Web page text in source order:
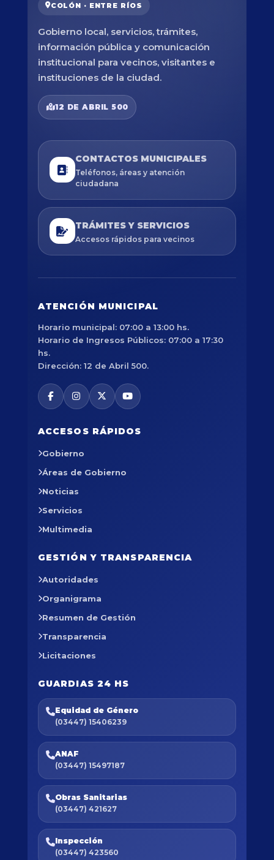
COLÓN · ENTRE RÍOS
Gobierno local, servicios, trámites,
información pública y comunicación
institucional para vecinos, visitantes e
instituciones de la ciudad.
12 DE ABRIL 500
CONTACTOS MUNICIPALES
Teléfonos, áreas y atención
ciudadana
TRÁMITES Y SERVICIOS
Accesos rápidos para vecinos
ATENCIÓN MUNICIPAL
Horario municipal: 07:00 a 13:00 hs.
Horario de Ingresos Públicos: 07:00 a 17:30
hs.
Dirección: 12 de Abril 500.
ACCESOS RÁPIDOS
Gobierno
Áreas de Gobierno
Noticias
Servicios
Multimedia
GESTIÓN Y TRANSPARENCIA
Autoridades
Organigrama
Resumen de Gestión
Transparencia
Licitaciones
GUARDIAS 24 HS
Equidad de Género
(03447) 15406239
ANAF
(03447) 15497187
Obras Sanitarias
(03447) 421627
Inspección
(03447) 423560